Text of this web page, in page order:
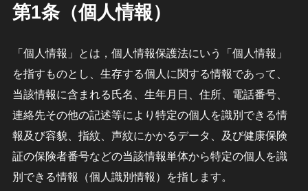
第1条（個人情報）
「個人情報」とは，個人情報保護法にいう「個人情報」
を指すものとし、生存する個人に関する情報であって、
当該情報に含まれる氏名、生年月日、住所、電話番号、
連絡先その他の記述等により特定の個人を識別できる情
報及び容貌、指紋、声紋にかかるデータ、及び健康保険
証の保険者番号などの当該情報単体から特定の個人を識
別できる情報（個人識別情報）を指します。